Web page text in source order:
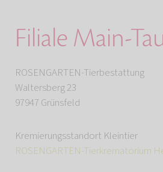
Filiale Main-
ROSENGARTEN-Tierbestattung
Waltersberg 23
97947 Grünsfeld
Kremierungsstandort Kleintier
ROSENGARTEN-Tierkrematorium